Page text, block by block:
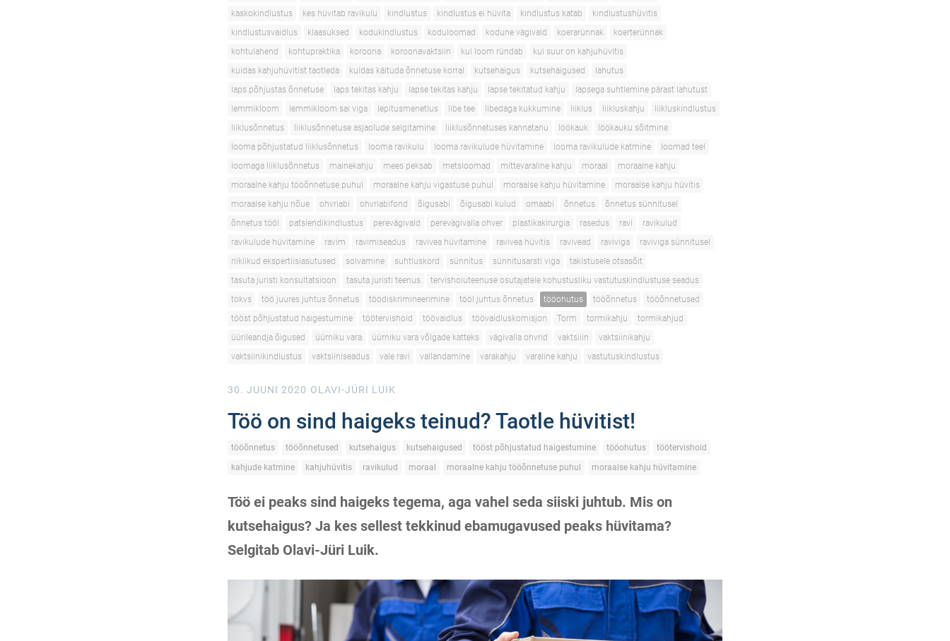
kaskokindlustus
kes hüvitab ravikulu kindlustus kindlustus ei hüvita kindlustus katab
kindlustushüvitis
kindlustusvaidlus
klaasuksed kodukindlustus koduloomad kodune vägivald koerarünnak
koerterünnak
kohtulahend
kohtupraktika koroona koroonavaktsiin kui loom ründab
kui suur on kahjuhüvitis
kuidas kahjuhüvitist taotleda
kuidas käituda õnnetuse korral kutsehaigus kutsehaigused
lahutus
laps põhjustas õnnetuse
laps tekitas kahju lapse tekitas kahju lapse tekitatud kahju
lapsega suhtlemine pärast lahutust
lemmikloom
lemmikloom sai viga lepitusmenetlus libe tee libedaga kukkumine liiklus liikluskahju
liikluskindlustus
liiklusõnnetus
liiklusõnnetuse asjaolude selgitamine liiklusõnnetuses kannatanu löökauk
löökauku sõitmine
looma põhjustatud liiklusõnnetus
looma ravikulu looma ravikulude hüvitamine looma ravikulude katmine
loomad teel
loomaga liiklusõnnetus
mainekahju mees peksab metsloomad mittevaraline kahju moraal
moraalne kahju
moraalne kahju tööõnnetuse puhul
moraalne kahju vigastuse puhul moraalse kahju hüvitamine
moraalse kahju hüvitis
moraalse kahju nõue
ohvriabi ohvriabifond õigusabi õigusabi kulud omaabi õnnetus
õnnetus sünnitusel
õnnetus tööl
patsiendikindlustus perevägivald perevägivalla ohver plastikakirurgia rasedus ravi
ravikulud
ravikulude hüvitamine
ravim ravimiseadus ravivea hüvitamine ravivea hüvitis ravivead raviviga
raviviga sünnitusel
riiklikud ekspertiisiasutused
solvamine suhtluskord sünnitus sünnitusarsti viga
takistusele otsasõit
tasuta juristi konsultatsioon
tasuta juristi teenus
tervishoiuteenuse osutajatele kohustusliku vastutuskindlustuse seadus
tokvs
töö juures juhtus õnnetus töödiskrimineerimine tööl juhtus õnnetus tööohutus tööõnnetus
tööõnnetused
tööst põhjustatud haigestumine
töötervishoid töövaidlus töövaidluskomisjon Torm tormikahju
tormikahjud
üürileandja õigused
üürniku vara üürniku vara võlgade katteks vägivalla ohvrid vaktsiiin
vaktsiinikahju
vaktsiinikindlustus
vaktsiiniseadus vale ravi vallandamine varakahju varaline kahju vastutuskindlustus
30. JUUNI 2020 OLAVI-JÜRI LUIK
Töö on sind haigeks teinud? Taotle hüvitist!
tööõnnetus tööõnnetused kutsehaigus kutsehaigused tööst põhjustatud haigestumine tööohutus
töötervishoid
kahjude katmine
kahjuhüvitis ravikulud moraal moraalne kahju tööõnnetuse puhul moraalse kahju hüvitamine
Töö ei peaks sind haigeks tegema, aga vahel seda siiski juhtub. Mis on
kutsehaigus? Ja kes sellest tekkinud ebamugavused peaks hüvitama?
Selgitab Olavi-Jüri Luik.